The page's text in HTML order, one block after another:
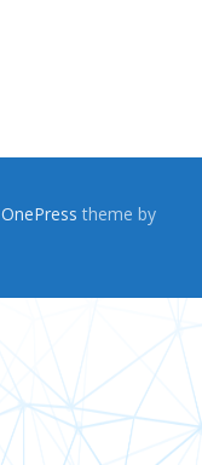
OnePress theme by